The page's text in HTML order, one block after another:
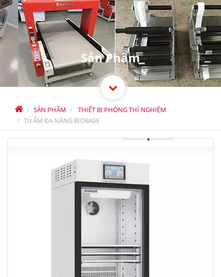
SẢN PHẨM
THIẾT BỊ PHÒNG THÍ NGHIỆM
TỦ ẤM ĐA NĂNG BIOBASE
Sản Phẩm